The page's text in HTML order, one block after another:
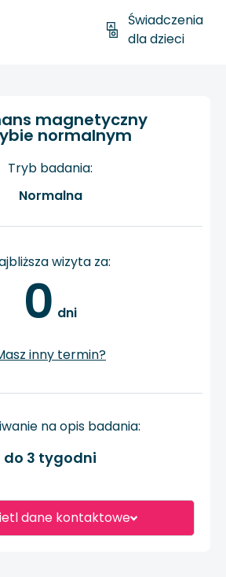
Świadczenia
dla dzieci
dane kontaktowe
magnetyczny
normalnym
Tryb badania:
Normalna
wizyta za:
0 dni
inny termin?
na opis badania:
do 3 tygodni